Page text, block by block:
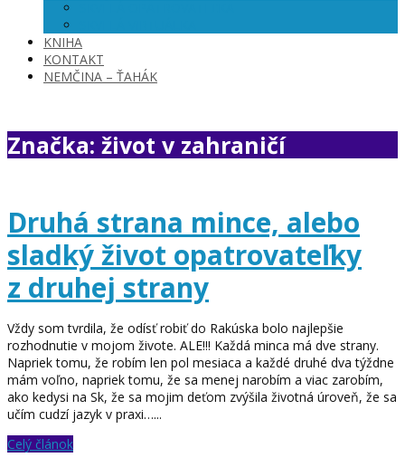
KNIHA
KONTAKT
NEMČINA – ŤAHÁK
Značka: život v zahraničí
Druhá strana mince, alebo
sladký život opatrovateľky
z druhej strany
Vždy som tvrdila, že odísť robiť do Rakúska bolo najlepšie
rozhodnutie v mojom živote. ALE!!! Každá minca má dve strany.
Napriek tomu, že robím len pol mesiaca a každé druhé dva týždne
mám voľno, napriek tomu, že sa menej narobím a viac zarobím,
ako kedysi na Sk, že sa mojim deťom zvýšila životná úroveň, že sa
učím cudzí jazyk v praxi…...
Celý článok